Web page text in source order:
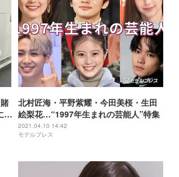
ア
北村匠海・平野紫耀・今田美桜・生田
絵梨花…“1997年生まれの芸能人”特集
2021.04.10 14:42
モデルプレス